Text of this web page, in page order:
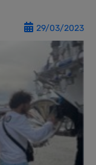
29/03/2023